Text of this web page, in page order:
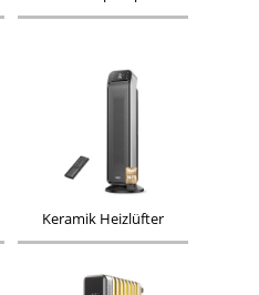
Keramik Heizlüfter